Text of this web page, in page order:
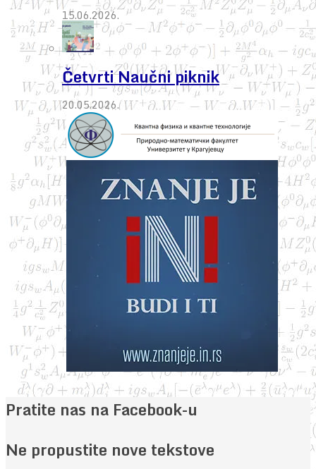
15.06.2026.
Četvrti Naučni piknik
20.05.2026.
Pratite nas na Facebook-u
Ne propustite nove tekstove